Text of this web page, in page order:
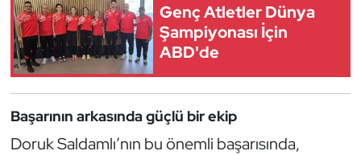
Genç Atletler Dünya
Şampiyonası İçin
ABD'de
Başarının arkasında güçlü bir ekip
Doruk Saldamlı’nın bu önemli başarısında,
Karate
Kayak
Kick Boks